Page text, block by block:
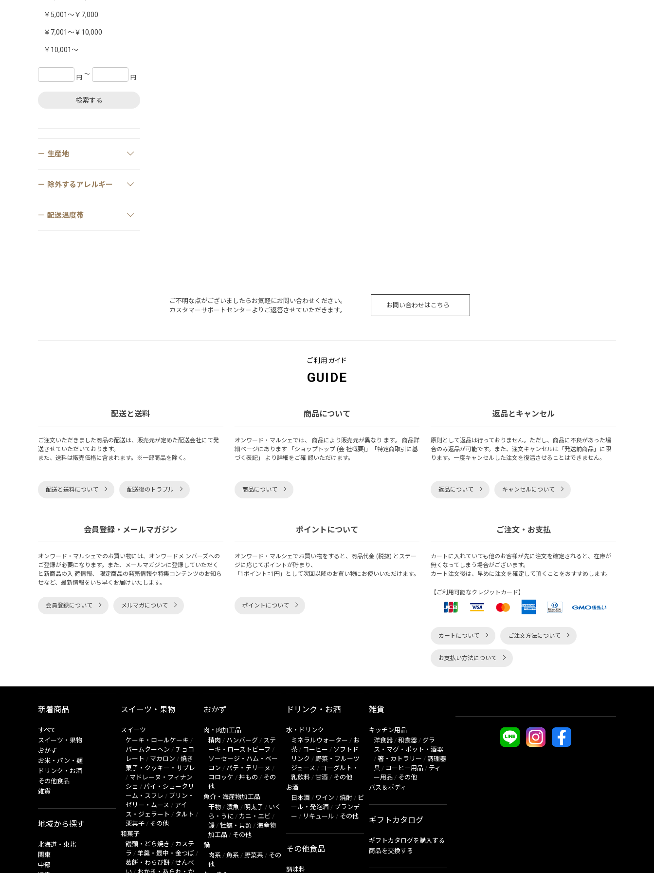
￥5,001～￥7,000
￥7,001～￥10,000
￥10,001～
円 〜 円
検索する
生産地
除外するアレルギー
配送温度帯
ご不明な点がございましたらお気軽にお問い合わせください。
カスタマーサポートセンターよりご返答させていただきます。
お問い合わせはこちら
ご利用ガイド
GUIDE
配送と送料
ご注文いただきました商品の配送は、販売元が定めた配送会社にて発
送させていただいております。
また、送料は販売価格に含まれます。※一部商品を除く。
配送と送料について 配送後のトラブル
商品について
オンワード・マルシェでは、 商品により販売元が異なり ます。 商品詳
細ページにあります 「ショップトップ (会 社概要)」「特定商取引に基
づく表記」 より詳細をご確 認いただけます。
商品について
返品とキャンセル
原則として返品は行っておりません。ただし、商品に不良があった場
合のみ返品が可能です。また、注文キャンセルは「発送前商品」に限
ります。一度キャンセルした注文を復活させることはできません。
返品について キャンセルについて
会員登録・メールマガジン
オンワード・マルシェでのお買い物には、オンワードメ ンバーズへの
ご登録が必要になります。また、メールマガジンに登録していただく
と新商品の入 荷情報、 限定商品の発売情報や特集コンテンツのお知ら
せなど、最新情報をいち早くお届けいたします。
会員登録について メルマガについて
ポイントについて
オンワード・マルシェでお買い物をすると、商品代金 (税抜) とステー
ジに応じてポイントが貯まり、
「1ポイント=1円」として次回以降のお買い物にお使いいただけます。
ポイントについて
ご注文・お支払
カートに入れていても他のお客様が先に注文を確定されると、在庫が
無くなってしまう場合がございます。
カート注文後は、早めに注文を確定して頂くことをおすすめします。
【ご利用可能なクレジットカード】
カートについて ご注文方法について
お支払い方法について
新着商品
すべて
スイーツ・果物
おかず
お米・パン・麺
ドリンク・お酒
その他食品
雑貨
地域から探す
北海道・東北
関東
中部
スイーツ・果物
スイーツ
ケーキ・ロールケーキ /
バームクーヘン / チョコ
レート / マカロン / 焼き
菓子・クッキー・サブレ
/ マドレーヌ・フィナン
シェ / パイ・シュークリ
ーム・スフレ / プリン・
ゼリー・ムース / アイ
ス・ジェラート / タルト /
栗菓子 / その他
和菓子
饅頭・どら焼き / カステ
ラ / 羊羹・最中・金つば /
葛餅・わらび餅 / せんべ
おかず
肉・肉加工品
精肉 / ハンバーグ / ステ
ーキ・ローストビーフ /
ソーセージ・ハム・ベー
コン / パテ・テリーヌ /
コロッケ / 丼もの / その
他
魚介・海産物加工品
干物 / 漬魚 / 明太子 / いく
ら・うに / カニ・エビ /
鰻 / 牡蠣・貝類 / 海産物
加工品 / その他
鍋
肉系 / 魚系 / 野菜系 / その
他
ドリンク・お酒
水・ドリンク
ミネラルウォーター / お
茶 / コーヒー / ソフトド
リンク / 野菜・フルーツ
ジュース / ヨーグルト・
乳飲料 / 甘酒 / その他
お酒
日本酒 / ワイン / 焼酎 / ビ
ール・発泡酒 / ブランデ
ー / リキュール / その他
その他食品
調味料
雑貨
キッチン用品
洋食器 / 和食器 / グラ
ス・マグ・ポット・酒器
/ 箸・カトラリー / 調理器
具 / コーヒー用品 / ティ
ー用品 / その他
バス＆ボディ
ギフトカタログ
ギフトカタログを購入する
商品を交換する